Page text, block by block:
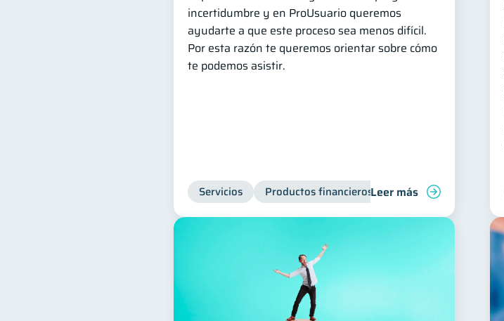
incertidumbre y en ProUsuario queremos
ayudarte a que este proceso sea menos difícil.
Por esta razón te queremos orientar sobre cómo
te podemos asistir.
Servicios Productos financieros Inclusión financiera
Leer más